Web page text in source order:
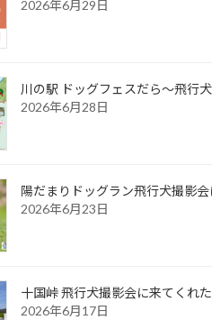
2026年6月29日
川の駅 ドッグフェスだら～飛行
2026年6月28日
陽だまりドッグラン飛行犬撮影
2026年6月23日
十国峠 飛行犬撮影会に来てくれ
2026年6月17日